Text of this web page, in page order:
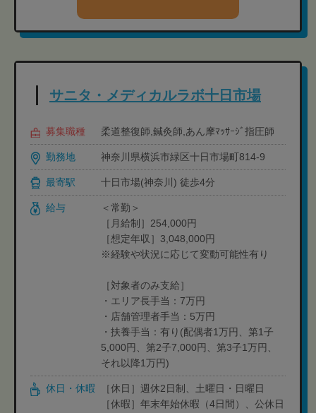
サニタ・メディカルラボ十日市場
募集職種 柔道整復師,鍼灸師,あん摩ﾏｯｻｰｼﾞ指圧師
勤務地 神奈川県横浜市緑区十日市場町814-9
最寄駅 十日市場(神奈川) 徒歩4分
給与
＜常勤＞
［月給制］254,000円
［想定年収］3,048,000円
※経験や状況に応じて変動可能性有り
［対象者のみ支給］
・エリア長手当：7万円
・店舗管理者手当：5万円
・扶養手当：有り(配偶者1万円、第1子
5,000円、第2子7,000円、第3子1万円、
それ以降1万円)
休日・休暇
［休日］週休2日制、土曜日・日曜日
［休暇］年末年始休暇（4日間）、公休日